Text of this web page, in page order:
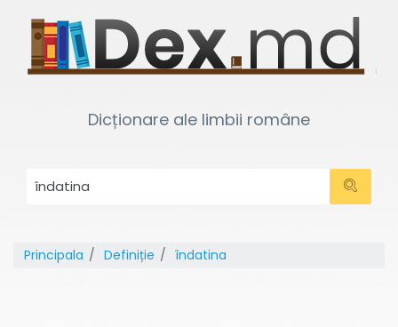
Dicționare ale limbii române
Principala Definiție îndatina